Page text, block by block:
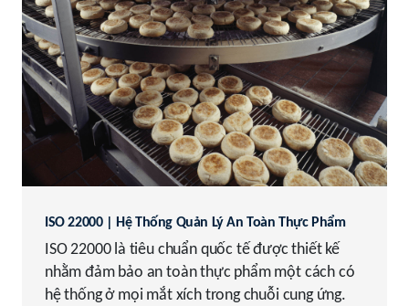
ISO 22000 | Hệ Thống Quản Lý An Toàn Thực Phẩm
ISO 22000 là tiêu chuẩn quốc tế được thiết kế
nhằm đảm bảo an toàn thực phẩm một cách có
hệ thống ở mọi mắt xích trong chuỗi cung ứng.